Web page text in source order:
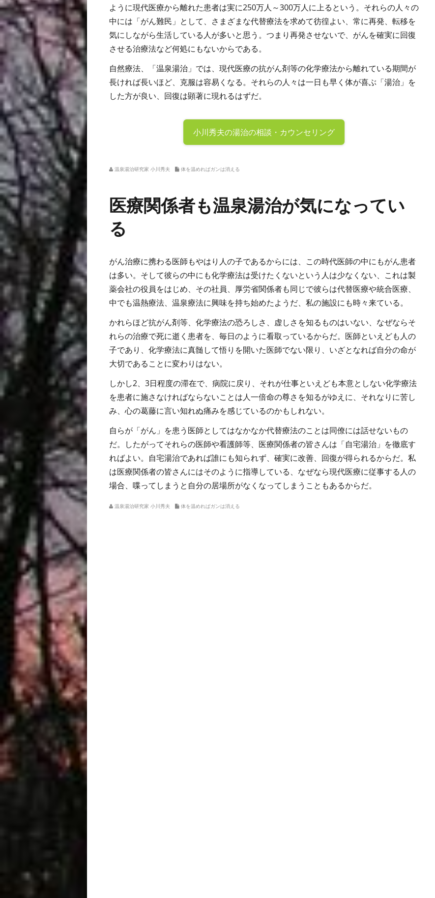
ように現代医療から離れた患者は実に250万人～300万人に上るという。それらの人々の
中には「がん難民」として、さまざまな代替療法を求めて彷徨よい、常に再発、転移を
気にしながら生活している人が多いと思う。つまり再発させないで、がんを確実に回復
させる治療法など何処にもないからである。
自然療法、「温泉湯治」では、現代医療の抗がん剤等の化学療法から離れている期間が
長ければ長いほど、克服は容易くなる。それらの人々は一日も早く体が喜ぶ「湯治」を
した方が良い、回復は顕著に現れるはずだ。
小川秀夫の湯治の相談・カウンセリング
温泉湯治研究家 小川秀夫 体を温めればガンは消える
医療関係者も温泉湯治が気になってい
る
がん治療に携わる医師もやはり人の子であるからには、この時代医師の中にもがん患者
は多い。そして彼らの中にも化学療法は受けたくないという人は少なくない、これは製
薬会社の役員をはじめ、その社員、厚労省関係者も同じで彼らは代替医療や統合医療、
中でも温熱療法、温泉療法に興味を持ち始めたようだ、私の施設にも時々来ている。
かれらほど抗がん剤等、化学療法の恐ろしさ、虚しさを知るものはいない、なぜならそ
れらの治療で死に逝く患者を、毎日のように看取っているからだ。医師といえども人の
子であり、化学療法に真髄して悟りを開いた医師でない限り、いざとなれば自分の命が
大切であることに変わりはない。
しかし2、3日程度の滞在で、病院に戻り、それが仕事といえども本意としない化学療法
を患者に施さなければならないことは人一倍命の尊さを知るがゆえに、それなりに苦し
み、心の葛藤に言い知れぬ痛みを感じているのかもしれない。
自らが「がん」を患う医師としてはなかなか代替療法のことは同僚には話せないもの
だ。したがってそれらの医師や看護師等、医療関係者の皆さんは「自宅湯治」を徹底す
ればよい。自宅湯治であれば誰にも知られず、確実に改善、回復が得られるからだ。私
は医療関係者の皆さんにはそのように指導している、なぜなら現代医療に従事する人の
場合、喋ってしまうと自分の居場所がなくなってしまうこともあるからだ。
温泉湯治研究家 小川秀夫 体を温めればガンは消える